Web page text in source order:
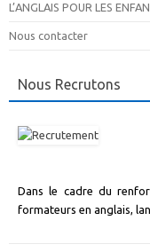
L’ANGLAIS POUR LES
Nous contacter
Nous Recrutons
Dans le cadre du
formateurs en anglais,